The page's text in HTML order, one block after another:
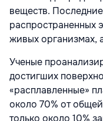
веществ.
распространенных
живых организмах,
Ученые
достигших
«расплавленные»
около 70% от
только около 10%